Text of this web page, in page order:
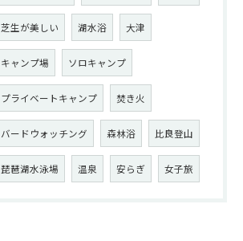
芝生が美しい 湖水浴 大津
キャンプ場 ソロキャンプ
プライベートキャンプ 焚き火
バードウォッチング 森林浴 比良登山
琵琶湖水泳場 温泉 安らぎ 女子旅